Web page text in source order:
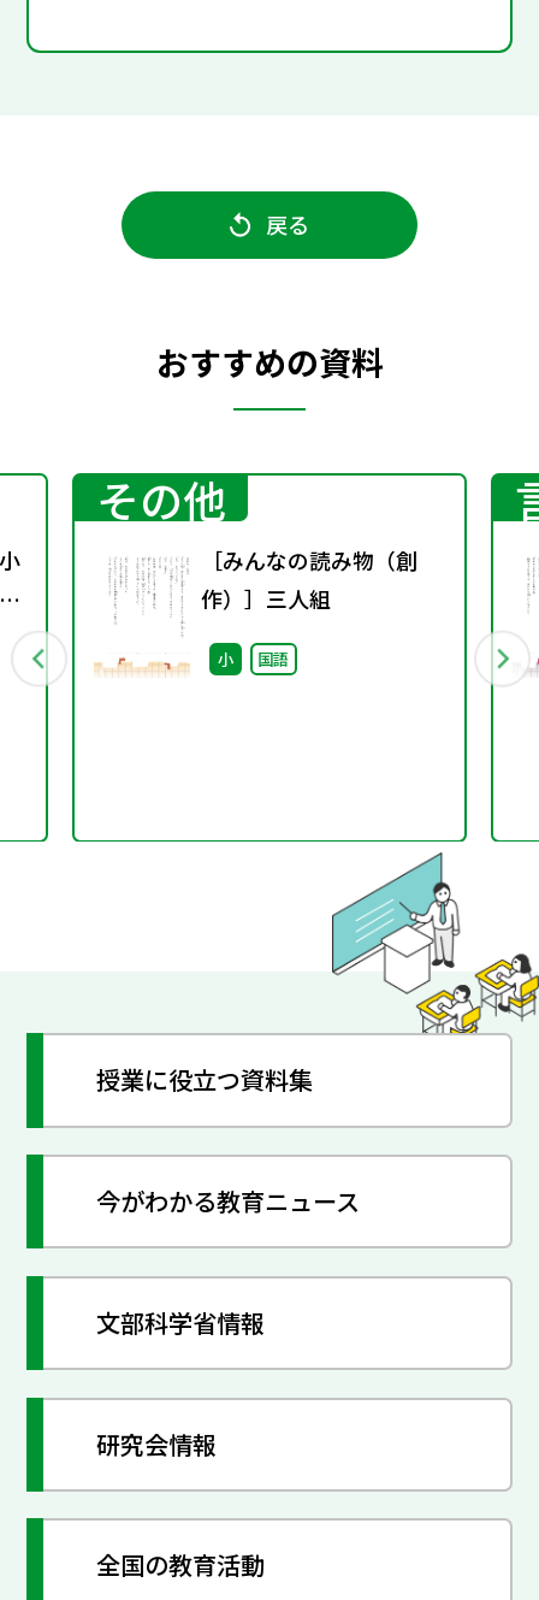
戻る
おすすめの資料
その他
［みんなの読み物（創
作）］三人組
小 国語
授業に役立つ資料集
今がわかる教育ニュース
文部科学省情報
研究会情報
全国の教育活動